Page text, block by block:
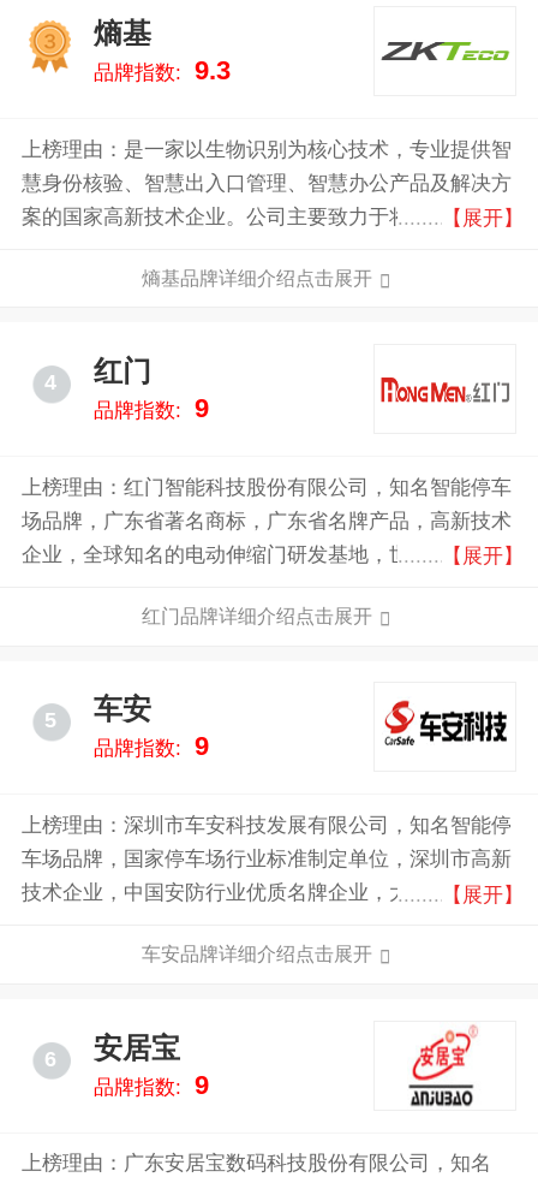
新技术企业、广东省专精特新企业、新四板挂牌企业、
佛山细分龙头企业等资质。旗下有两大工厂位于广东佛
山、江苏无锡，在国内拥有15家直营销售子公司，省市
线。
3
熵基
品牌指数: 9.3
上榜理由：是一家以生物识别为核心技术，专业提供智
慧身份核验、智慧出入口管理、智慧办公产品及解决方
案的国家高新技术企业。公司主要致力于将指纹、人
频、物联网等技术相融合，向商业、交通、金融、教
功能的智能终端、行业应用软件与平台。为全球公共服
务用户、企事业级用户及个人用户提供全方位服务。
【展开】
熵基品牌详细介绍点击展开
4 红门
品牌指数: 9
上榜理由：红门智能科技股份有限公司，知名智能停车
场品牌，广东省著名商标，广东省名牌产品，高新技术
企业，全球知名的电动伸缩门研发基地，世界大学生运
【展开】
红门品牌详细介绍点击展开
5 车安
品牌指数: 9
上榜理由：深圳市车安科技发展有限公司，知名智能停
车场品牌，国家停车场行业标准制定单位，深圳市高新
技术企业，中国安防行业优质名牌企业，大型一卡通智
【展开】
车安品牌详细介绍点击展开
6 安居宝
品牌指数: 9
上榜理由：广东安居宝数码科技股份有限公司，知名